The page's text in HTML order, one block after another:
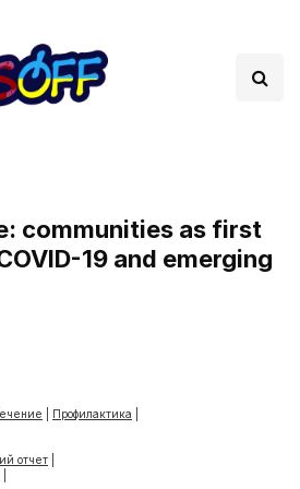
communities as first
19 and emerging
Профилактика
отчет